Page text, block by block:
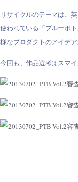
リサイクルのテーマは、
使われている「ブルーボ
様なプロダクトのアイデア
今回も、作品選考はスマ